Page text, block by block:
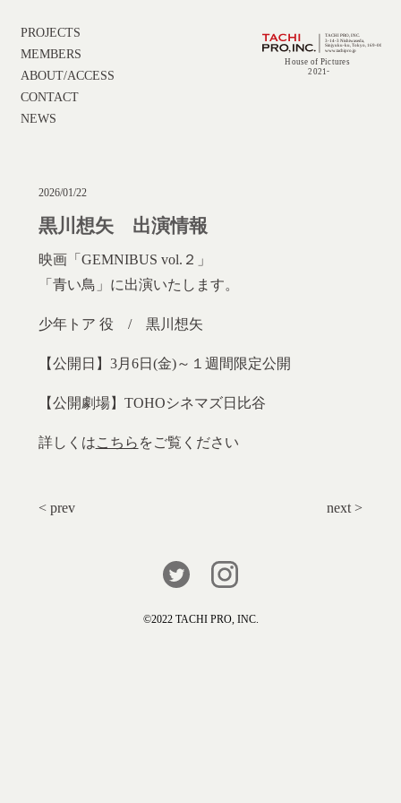
PROJECTS
MEMBERS
ABOUT/ACCESS
CONTACT
NEWS
2026/01/22
黒川想矢 出演情報
映画「GEMNIBUS vol.２」
「青い鳥」に出演いたします。
少年トア 役 / 黒川想矢
【公開日】3月6日(金)～１週間限定公開
【公開劇場】TOHOシネマズ日比谷
詳しくはこちら をご覧ください
< prev next >
©️2022 TACHI PRO, INC.